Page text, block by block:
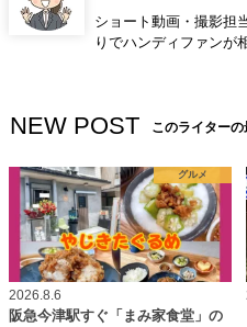
ショート動画・撮影担
りでハンディファンが
NEW POST このライター
グルメ
2026.8.6
阪急今津駅すぐ「まみ家食堂」の